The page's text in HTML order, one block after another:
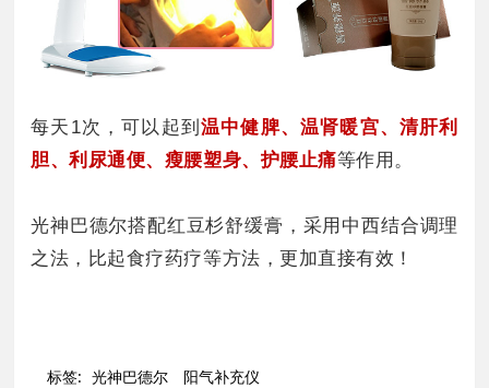
每天1次，可以起到 温中健脾、温肾暖宫、清肝利
胆、利尿通便、瘦腰塑身、护腰止痛等作用。
光神巴德尔搭配红豆杉舒缓膏，采用中西结合调理
之法，比起食疗药疗等方法，更加直接有效！
标签: 光神巴德尔 阳气补充仪